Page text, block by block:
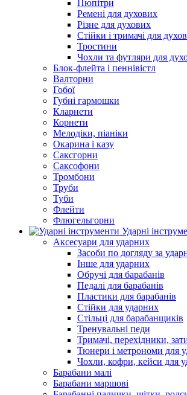
Пюпітри
Ремені для духових
Різне для духових
Стійки і тримачі для
Тростини
Чохли та футляри для
Блок-флейта і пеннівістл
Валторни
Гобої
Губні гармошки
Кларнети
Корнети
Мелодіки, піаніки
Окарина і казу
Саксгорни
Саксофони
Тромбони
Труби
Туби
Флейти
Флюгельгорни
Ударні
Аксесуари для ударних
Засоби по догляду за
Інше для ударних
Обручі для барабанів
Педалі для барабанів
Пластики для барабанів
Стійки для ударних
Стільці для барабанщиків
Тренувальні педи
Тримачі, перехідники,
Тюнери і метрономи для
Чохли, кофри, кейси для
Барабани малі
Барабани маршові